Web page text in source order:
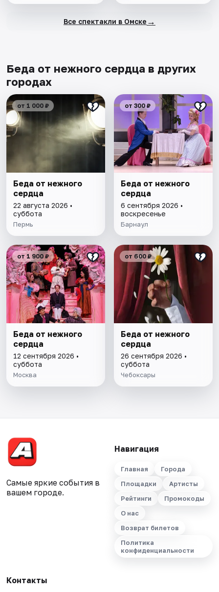
Все спектакли в Омске →
Беда от нежного сердца в других
городах
от 1 000 ₽
Беда от нежного
сердца
22 августа 2026 •
суббота
Пермь
от 300 ₽
Беда от нежного
сердца
6 сентября 2026 •
воскресенье
Барнаул
от 1 900 ₽
Беда от нежного
сердца
12 сентября 2026 •
суббота
Москва
от 600 ₽
Беда от нежного
сердца
26 сентября 2026 •
суббота
Чебоксары
Самые яркие события в
вашем городе.
Навигация
Главная
Города
Площадки
Артисты
Рейтинги
Промокоды
О нас
Возврат билетов
Политика
конфиденциальности
Контакты